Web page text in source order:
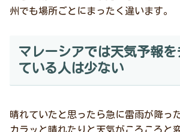
州でも場所ごとにまったく違います。
マレーシアでは天気予報
ている人は少ない
晴れていたと思ったら急に雷雨が降っ
カラッと晴れたりと天気がころころと